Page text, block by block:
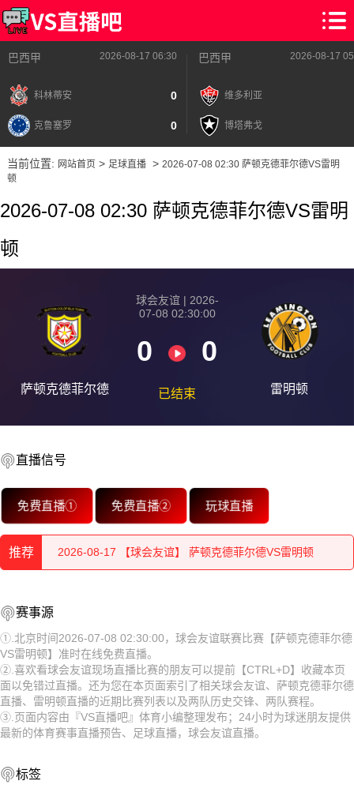
巴西甲 2026-08-17 06:30
科林蒂安 0
克鲁塞罗 0
巴西甲 2026-08-17
维多利亚
博塔弗戈
当前位置: 网站首页> 足球直播> 2026-07-08 02:30 萨顿克德菲尔德VS雷明
顿
2026-07-08 02:30 萨顿克德菲尔德VS雷明
顿
萨顿克德菲尔德
球会友谊 | 2026-
07-08 02:30:00
0 0
已结束 雷明顿
直播信号
免费直播① 免费直播② 玩球直播
推荐
2026-08-17 【球会友谊】 萨顿克德菲尔德VS雷明顿
2026-08-17 【球会友谊】 萨顿克德菲尔德VS雷明顿
2026-08-17 【球会友谊】 萨顿克德菲尔德VS雷明顿
2026-08-17 【球会友谊】 萨顿克德菲尔德VS雷明顿
2026-08-17 【球会友谊】 萨顿克德菲尔德VS雷明顿
2026-08-17 【球会友谊】 萨顿克德菲尔德VS雷明顿
2026-08-17 【球会友谊】 萨顿克德菲尔德VS雷明顿
2026-08-17 【球会友谊】 萨顿克德菲尔德VS雷明顿
2026-08-17 【球会友谊】 萨顿克德菲尔德VS雷明顿
2026-08-17 【球会友谊】 萨顿克德菲尔德VS雷明顿
赛事源
①.北京时间2026-07-08 02:30:00，球会友谊联赛比赛【萨顿克德菲尔德
VS雷明顿】准时在线免费直播。
②.喜欢看球会友谊现场直播比赛的朋友可以提前【CTRL+D】收藏本页
面以免错过直播。还为您在本页面索引了相关球会友谊、萨顿克德菲尔德
直播、雷明顿直播的近期比赛列表以及两队历史交锋、两队赛程。
③.页面内容由『VS直播吧』体育小编整理发布；24小时为球迷朋友提供
最新的体育赛事直播预告、足球直播，球会友谊直播。
标签